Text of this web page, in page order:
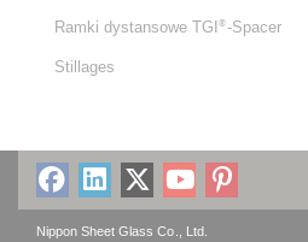
Ramki dystansowe TGI®-Spacer
Stillages
Nippon Sheet Glass Co., Ltd.